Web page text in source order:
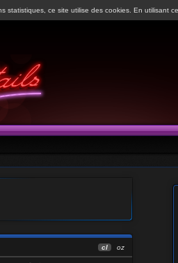
statistiques, ce site utilise des cookies. En utilisant
oz
cl